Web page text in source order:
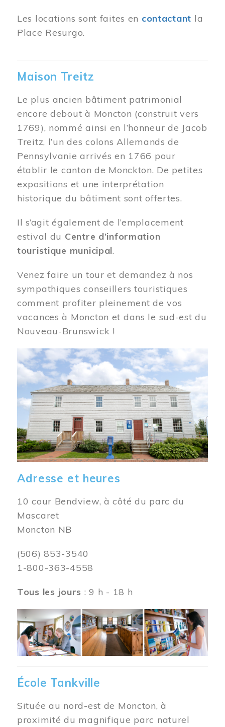
Les locations sont faites en contactant la
Place Resurgo.
Maison Treitz
Le plus ancien bâtiment patrimonial
encore debout à Moncton (construit vers
1769), nommé ainsi en l’honneur de Jacob
Treitz, l’un des colons Allemands de
Pennsylvanie arrivés en 1766 pour
établir le canton de Monckton. De petites
expositions et une interprétation
historique du bâtiment sont offertes.
Il s’agit également de l’emplacement
estival du Centre d’information
touristique municipal.
Venez faire un tour et demandez à nos
sympathiques conseillers touristiques
comment profiter pleinement de vos
vacances à Moncton et dans le sud-est du
Nouveau-Brunswick !
Image
Adresse et heures
10 cour Bendview, à côté du parc du
Mascaret
Moncton NB
(506) 853-3540
1-800-363-4558
Tous les jours : 9 h - 18 h
Image
École Tankville
Située au nord-est de Moncton, à
proximité du magnifique parc naturel